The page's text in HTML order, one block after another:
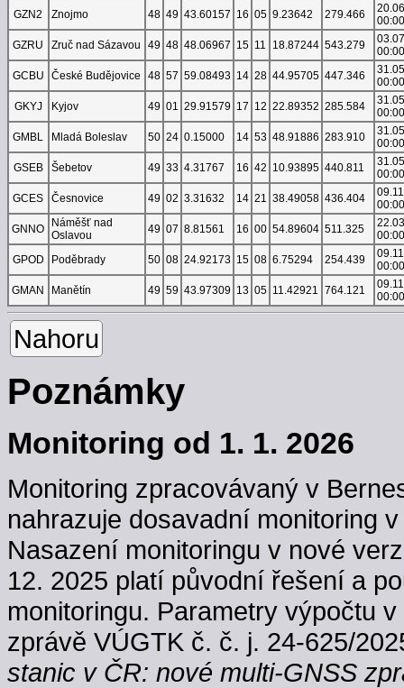
GZN2
Znojmo 48 49 43.60157 16 05 9.23642 279.466
00:00
GZRU
Zruč nad Sázavou 49 48 48.06967 15 11 18.87244 543.279
00:00
GCBU
České Budějovice 48 57 59.08493 14 28 44.95705 447.346
00:00
GKYJ
Kyjov 49 01 29.91579 17 12 22.89352 285.584
00:00
GMBL
Mladá Boleslav 50 24 0.15000 14 53 48.91886 283.910
00:00
GSEB
Šebetov 49 33 4.31767 16 42 10.93895 440.811
00:00
GCES
Česnovice 49 02 3.31632 14 21 38.49058 436.404
00:00
GNNO
Náměšť nad
Oslavou
49 07 8.81561 16 00 54.89604 511.325
00:00
GPOD
Poděbrady 50 08 24.92173 15 08 6.75294 254.439
00:00
GMAN
Manětín 49 59 43.97309 13 05 11.42921 764.121
00:00
Nahoru
Poznámky
Monitoring od 1. 1. 2026
Monitoring zpracovávaný v
nahrazuje dosavadní monitoring
Nasazení monitoringu v nové
12. 2025 platí původní řešení a
monitoringu. Parametry výpočtu
zprávě VÚGTK č. č. j. 24-625/
stanic v ČR: nové multi-GNSS